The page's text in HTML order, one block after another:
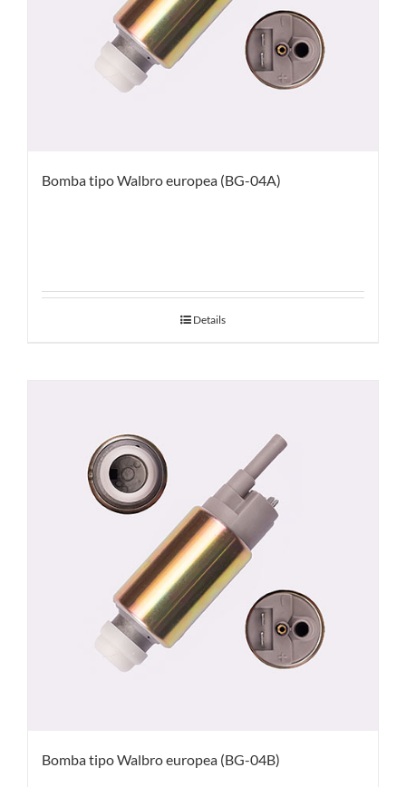
Bomba tipo Walbro europea (BG-04A)
Details
Bomba tipo Walbro europea (BG-04B)